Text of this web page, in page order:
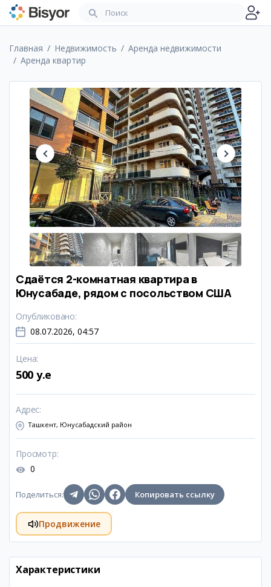
Главная Недвижимость
Аренда недвижимости
Аренда квартир
Сдаётся 2-комнатная квартира в
Юнусабаде, рядом с посольством США
Опубликовано:
08.07.2026, 04:57
Цена:
500 y.e
Адрес:
Ташкент, Юнусабадский район
Просмотр:
0
Поделиться: Копировать ссылку
Продвижение
Характеристики